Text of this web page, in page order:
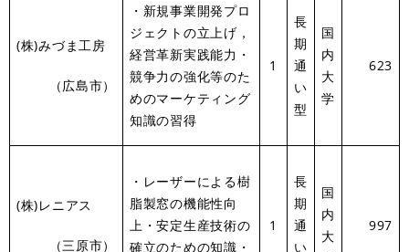
(株)みづま工房
（広島市）
・新規事業開発プロ
ジェクトの立上げ，
経営革新実践能力・
競争力の強化等のた
めのマーケティング
知識の習得
1
長
期
通
い
型
国
内
大
学
623
(株)レニアス
（三原市）
・レーザーによる樹
脂製窓の機能性向
上・安定生産技術の
確立のための知識・
1
長
期
通
い
国
内
大
997